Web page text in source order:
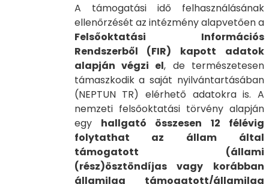
A támogatási idő felhasználásának
ellenőrzését az intézmény alapvetően a
Felsőoktatási Információs
Rendszerből (FIR) kapott adatok
alapján végzi el, de természetesen
támaszkodik a saját nyilvántartásában
(NEPTUN TR) elérhető adatokra is. A
nemzeti felsőoktatási törvény alapján
egy hallgató összesen 12 félévig
folytathat az állam által
támogatott (állami
(rész)ösztöndíjas vagy korábban
államilag támogatott/államilag